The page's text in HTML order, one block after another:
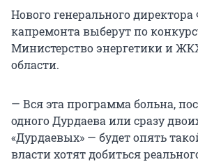
Нового генерального
капремонта выберут по
Министерство энергетики и
области.
— Вся эта программа больна,
одного Дурдаева или сразу
«Дурдаевых» — будет опять
власти хотят добиться